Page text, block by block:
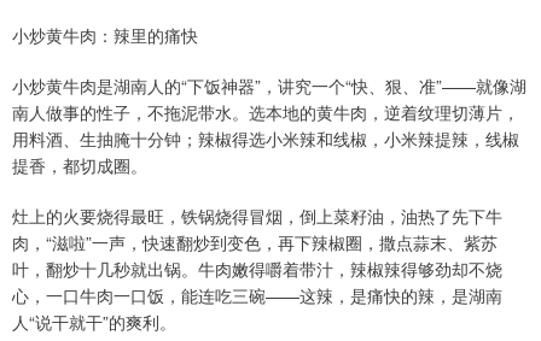
小炒黄牛肉：辣里的痛快
小炒黄牛肉是湖南人的“下饭神器”，讲究一个“快、狠、准”——就像湖
南人做事的性子，不拖泥带水。选本地的黄牛肉，逆着纹理切薄片，
用料酒、生抽腌十分钟；辣椒得选小米辣和线椒，小米辣提辣，线椒
提香，都切成圈。
灶上的火要烧得最旺，铁锅烧得冒烟，倒上菜籽油，油热了先下牛
肉，“滋啦”一声，快速翻炒到变色，再下辣椒圈，撒点蒜末、紫苏
叶，翻炒十几秒就出锅。牛肉嫩得嚼着带汁，辣椒辣得够劲却不烧
心，一口牛肉一口饭，能连吃三碗——这辣，是痛快的辣，是湖南
人“说干就干”的爽利。